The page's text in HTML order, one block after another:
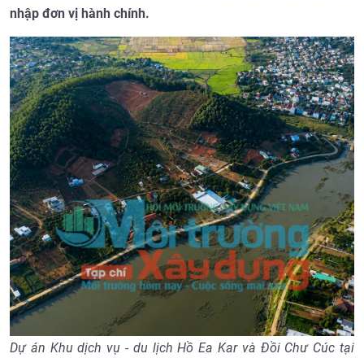
nhập đơn vị hành chính.
Dự án Khu dịch vụ - du lịch Hồ Ea Kar và Đồi Chư Cúc tại